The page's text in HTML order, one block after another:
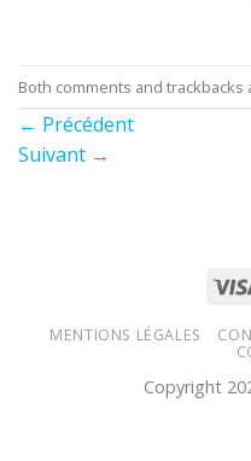
Both comments and trackbacks
← Précédent
Suivant →
MENTIONS LÉGALES
Copyright